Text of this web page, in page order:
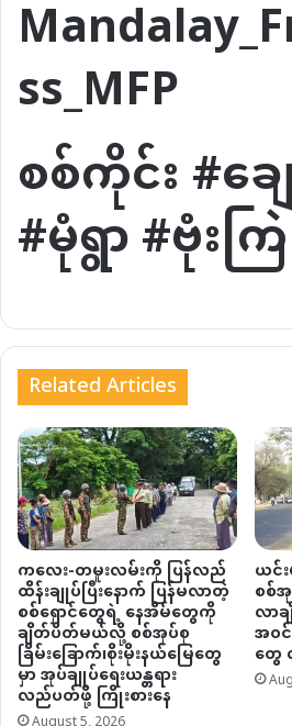
ss_MFP
စစ်ကိုင်း #ချ
#မုံရွာ #ဗုံးကြဲ
Related Articles
ကလေး-တမူးလမ်းကို ပြန်လည်
ထိန်းချုပ်ပြီးနောက် ပြန်မလာတဲ့
စစ်ရှောင်တွေရဲ့ နေအိမ်တွေကို
ချိတ်ပိတ်မယ်လို့ စစ်အုပ်စု
ခြိမ်းခြောက်၊စိုးမိုးနယ်မြေတွေ
မှာ အုပ်ချုပ်ရေးယန္တရား
လည်ပတ်ဖို့ ကြိုးစားနေ
ယင်
စစ်
လာ
အဝ
တွေ